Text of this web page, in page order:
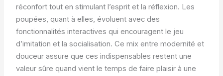
réconfort tout en stimulant l’esprit et la réflexion. Les
poupées, quant à elles, évoluent avec des
fonctionnalités interactives qui encouragent le jeu
d’imitation et la socialisation. Ce mix entre modernité et
douceur assure que ces indispensables restent une
valeur sûre quand vient le temps de faire plaisir à une